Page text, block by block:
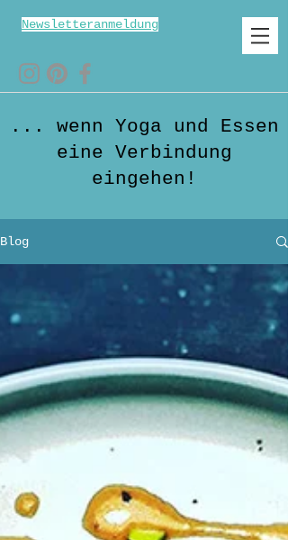
Newsletteranmeldung
... wenn Yoga und Essen
eine Verbindung
eingehen!
Blog